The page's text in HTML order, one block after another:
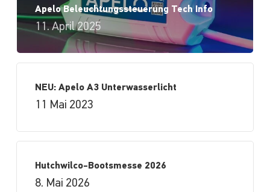
Apelo Beleuchtungssteuerung Tech Info
11. April 2025
NEU: Apelo A3 Unterwasserlicht
11 Mai 2023
Hutchwilco-Bootsmesse 2026
8. Mai 2026